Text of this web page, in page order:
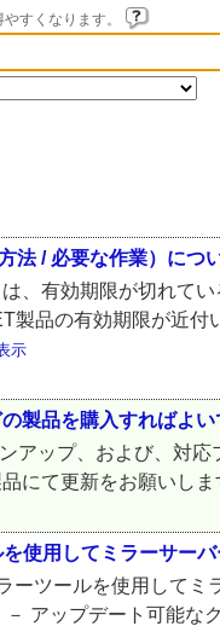
すくなります。
法 / 必要な作業）につ
、有効期限が切れて
製品の有効期限が近
示
製品を購入すればよい
アップ、および、対
にて更新をお願いし
使用してミラーサー
ーツールを使用して
ップデート可能な